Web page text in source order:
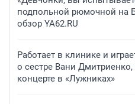
подпольной рюмочной на
обзор YA62.RU
Работает в клинике и
о сестре Вани
концерте в «Лужниках»